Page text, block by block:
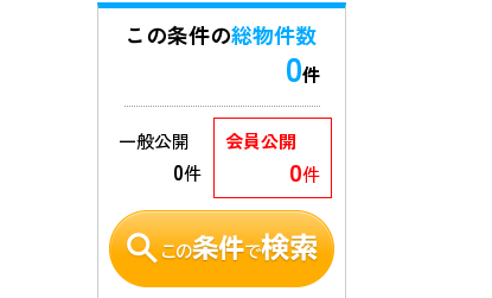
この条件の総物件数
0件
会員公開
0件
一般公開
0件